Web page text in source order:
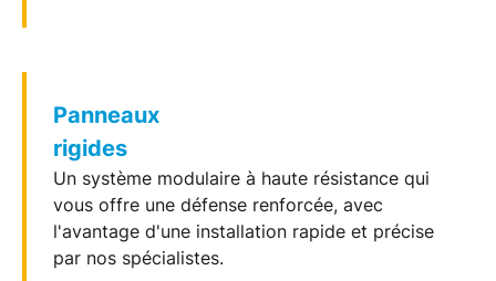
Panneaux
rigides
Un système modulaire à haute résistance qui
vous offre une défense renforcée, avec
l'avantage d'une installation rapide et précise
par nos spécialistes.